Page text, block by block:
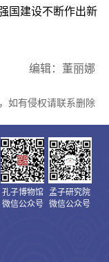
国建设不断作出新
编辑：董丽娜
如有侵权请联系删除
孔子博物馆
微信公众号
孟子研究院
微信公众号